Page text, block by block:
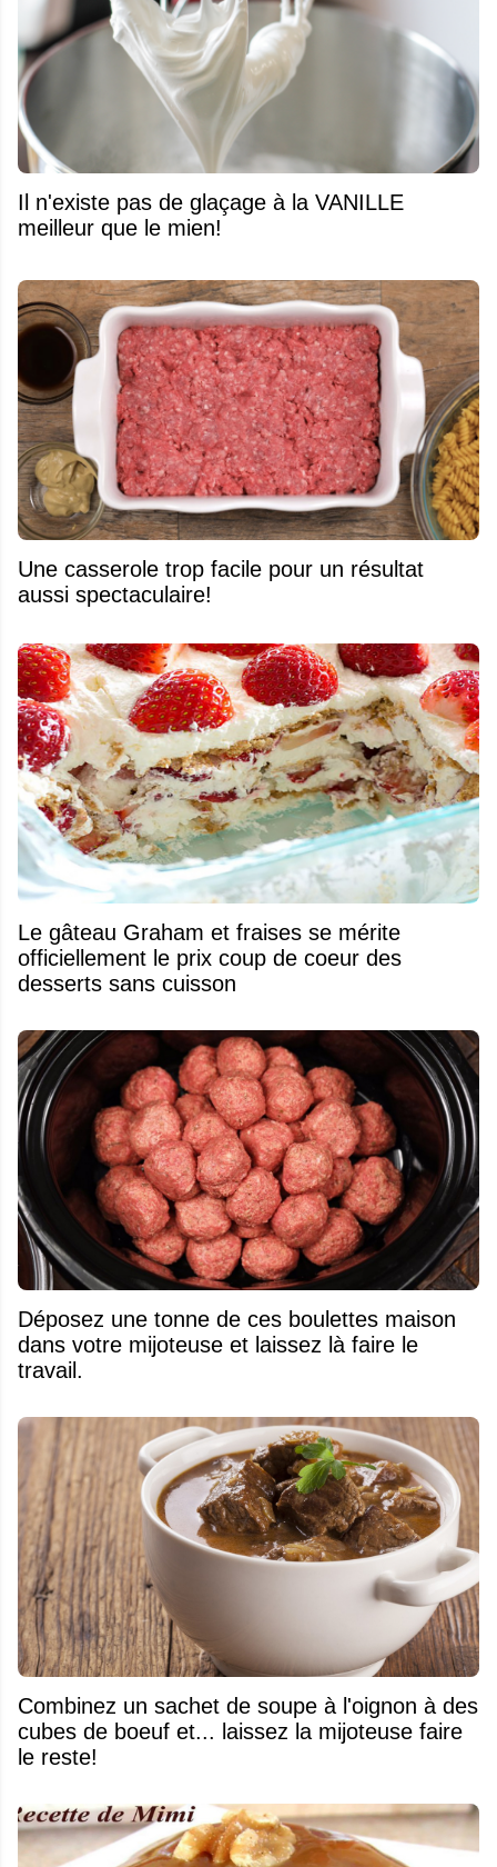
Il n'existe pas de glaçage à la VANILLE
meilleur que le mien!
Une casserole trop facile pour un résultat
aussi spectaculaire!
Le gâteau Graham et fraises se mérite
officiellement le prix coup de coeur des
desserts sans cuisson
Déposez une tonne de ces boulettes maison
dans votre mijoteuse et laissez là faire le
travail.
Combinez un sachet de soupe à l'oignon à des
cubes de boeuf et... laissez la mijoteuse faire
le reste!